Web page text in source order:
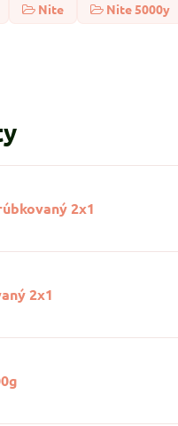
Nite Nite 5000y
2x1
2x1